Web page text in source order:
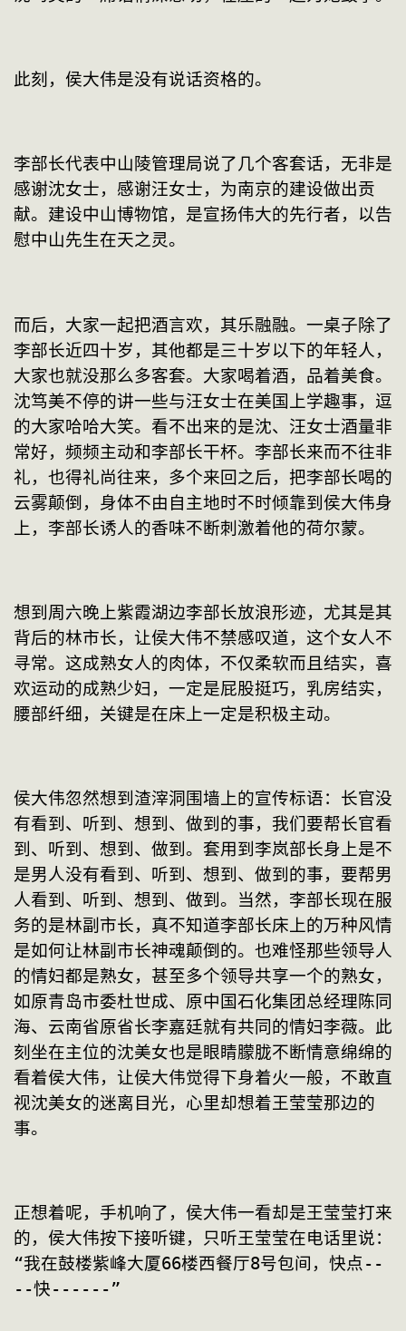
此刻，侯大伟是没有说话资格的。
李部长代表中山陵管理局说了几个客套话，无非是
感谢沈女士，感谢汪女士，为南京的建设做出贡
献。建设中山博物馆，是宣扬伟大的先行者，以告
慰中山先生在天之灵。
而后，大家一起把酒言欢，其乐融融。一桌子除了
李部长近四十岁，其他都是三十岁以下的年轻人，
大家也就没那么多客套。大家喝着酒，品着美食。
沈笃美不停的讲一些与汪女士在美国上学趣事，逗
的大家哈哈大笑。看不出来的是沈、汪女士酒量非
常好，频频主动和李部长干杯。李部长来而不往非
礼，也得礼尚往来，多个来回之后，把李部长喝的
云雾颠倒，身体不由自主地时不时倾靠到侯大伟身
上，李部长诱人的香味不断刺激着他的荷尔蒙。
想到周六晚上紫霞湖边李部长放浪形迹，尤其是其
背后的林市长，让侯大伟不禁感叹道，这个女人不
寻常。这成熟女人的肉体，不仅柔软而且结实，喜
欢运动的成熟少妇，一定是屁股挺巧，乳房结实，
腰部纤细，关键是在床上一定是积极主动。
侯大伟忽然想到渣滓洞围墙上的宣传标语：长官没
有看到、听到、想到、做到的事，我们要帮长官看
到、听到、想到、做到。套用到李岚部长身上是不
是男人没有看到、听到、想到、做到的事，要帮男
人看到、听到、想到、做到。当然，李部长现在服
务的是林副市长，真不知道李部长床上的万种风情
是如何让林副市长神魂颠倒的。也难怪那些领导人
的情妇都是熟女，甚至多个领导共享一个的熟女，
如原青岛市委杜世成、原中国石化集团总经理陈同
海、云南省原省长李嘉廷就有共同的情妇李薇。此
刻坐在主位的沈美女也是眼睛朦胧不断情意绵绵的
看着侯大伟，让侯大伟觉得下身着火一般，不敢直
视沈美女的迷离目光，心里却想着王莹莹那边的
事。
正想着呢，手机响了，侯大伟一看却是王莹莹打来
的，侯大伟按下接听键，只听王莹莹在电话里说：
“我在鼓楼紫峰大厦66楼西餐厅8号包间，快点--
--快------”